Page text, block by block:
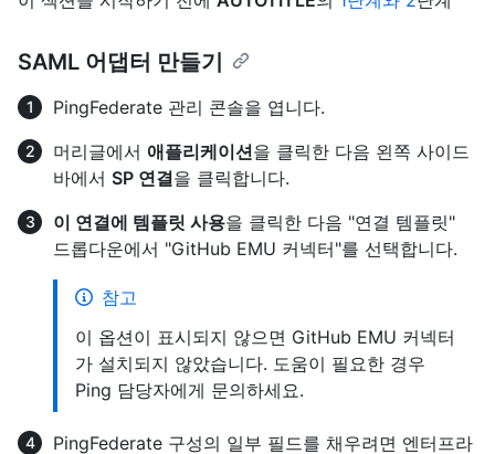
SAML 어댑터 만들기
PingFederate 관리 콘솔을 엽니다.
머리글에서 애플리케이션을 클릭한 다음 왼쪽 사이드
바에서 SP 연결을 클릭합니다.
이 연결에 템플릿 사용을 클릭한 다음 "연결 템플릿"
드롭다운에서 "GitHub EMU 커넥터"를 선택합니다.
참고
이 옵션이 표시되지 않으면 GitHub EMU 커넥터
가 설치되지 않았습니다. 도움이 필요한 경우
Ping 담당자에게 문의하세요.
PingFederate 구성의 일부 필드를 채우려면 엔터프라